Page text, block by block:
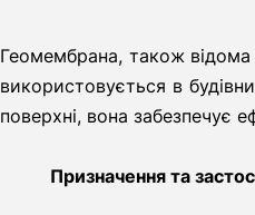
Геомембрана, також
використовується в
поверхні, вона забезпечує
Призначення та